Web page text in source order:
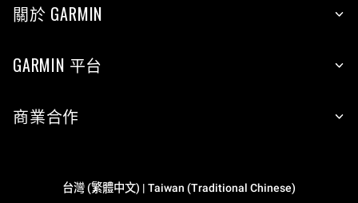
關於 GARMIN
GARMIN 平台
商業合作
台灣 (繁體中文) | Taiwan (Traditional Chinese)